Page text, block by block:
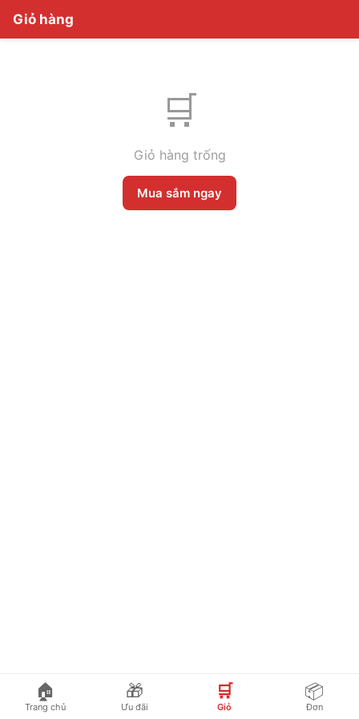
Giỏ hàng
🛒
Giỏ hàng trống
Mua sắm ngay
🏠
Trang chủ
🎁
Ưu đãi
🛒
Giỏ
📦
Đơn